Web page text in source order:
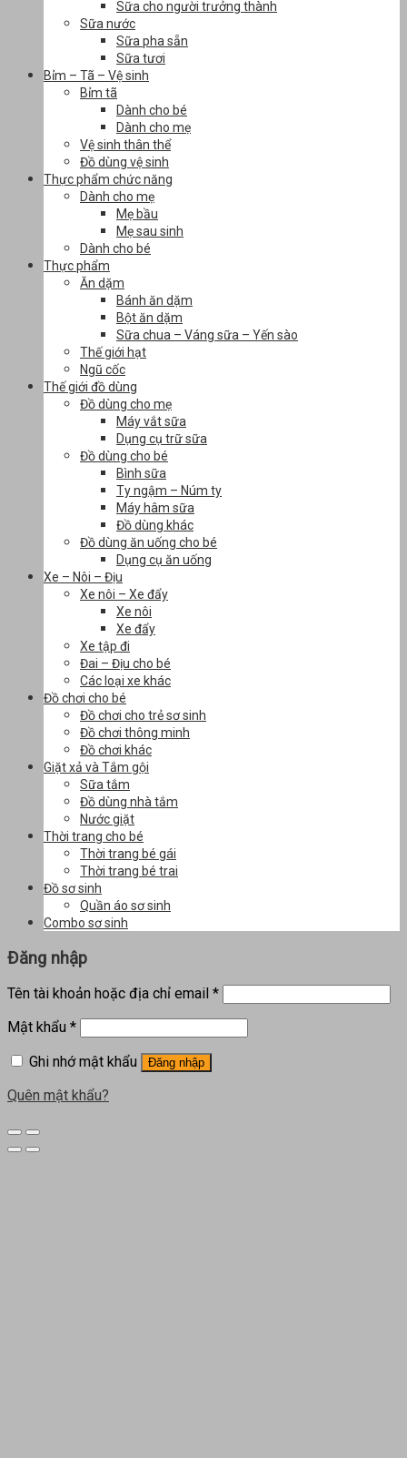
Sữa cho người trưởng thành
Sữa nước
Sữa pha sẵn
Sữa tươi
Bỉm – Tã – Vệ sinh
Bỉm tã
Dành cho bé
Dành cho mẹ
Vệ sinh thân thể
Đồ dùng vệ sinh
Thực phẩm chức năng
Dành cho mẹ
Mẹ bầu
Mẹ sau sinh
Dành cho bé
Thực phẩm
Ăn dặm
Bánh ăn dặm
Bột ăn dặm
Sữa chua – Váng sữa – Yến sào
Thế giới hạt
Ngũ cốc
Thế giới đồ dùng
Đồ dùng cho mẹ
Máy vắt sữa
Dụng cụ trữ sữa
Đồ dùng cho bé
Bình sữa
Ty ngậm – Núm ty
Máy hâm sữa
Đồ dùng khác
Đồ dùng ăn uống cho bé
Dụng cụ ăn uống
Xe – Nôi – Địu
Xe nôi – Xe đẩy
Xe nôi
Xe đẩy
Xe tập đi
Đai – Địu cho bé
Các loại xe khác
Đồ chơi cho bé
Đồ chơi cho trẻ sơ sinh
Đồ chơi thông minh
Đồ chơi khác
Giặt xả và Tắm gội
Sữa tắm
Đồ dùng nhà tắm
Nước giặt
Thời trang cho bé
Thời trang bé gái
Thời trang bé trai
Đồ sơ sinh
Quần áo sơ sinh
Combo sơ sinh
Đăng nhập
Tên tài khoản hoặc địa chỉ email *
Mật khẩu *
Ghi nhớ mật khẩu
Đăng nhập
Quên mật khẩu?